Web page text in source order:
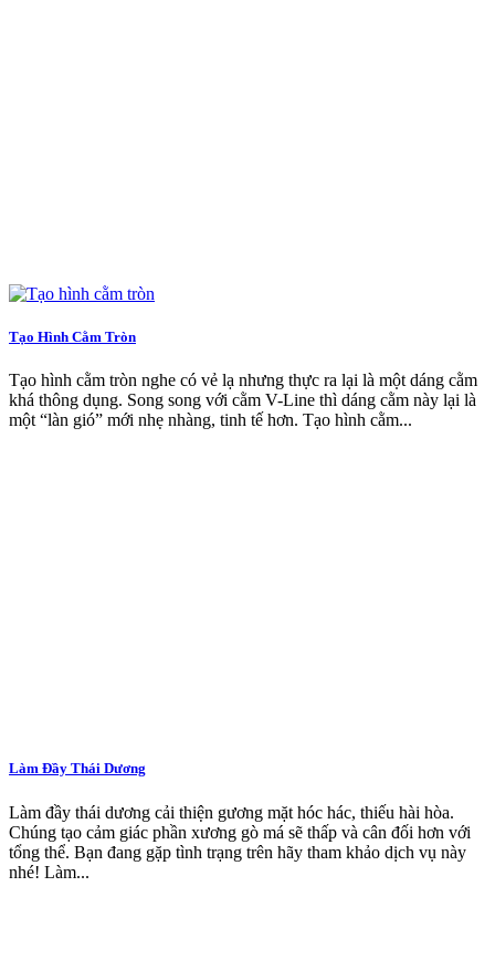
Tạo Hình Cằm Tròn
Tạo hình cằm tròn nghe có vẻ lạ nhưng thực ra lại là một dáng cằm
khá thông dụng. Song song với cằm V-Line thì dáng cằm này lại là
một “làn gió” mới nhẹ nhàng, tinh tế hơn. Tạo hình cằm...
Làm Đầy Thái Dương
Làm đầy thái dương cải thiện gương mặt hóc hác, thiếu hài hòa.
Chúng tạo cảm giác phần xương gò má sẽ thấp và cân đối hơn với
tổng thể. Bạn đang gặp tình trạng trên hãy tham khảo dịch vụ này
nhé! Làm...